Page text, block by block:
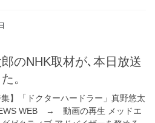
のNHK取材が､本日放送
。
「ドクターハードラー」真野悠太
WEB → 動画の再生 メッドエ